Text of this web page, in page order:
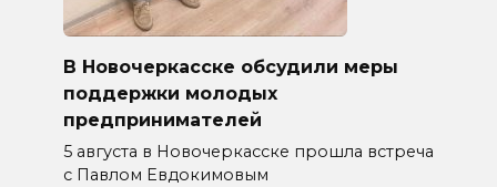
В Новочеркасске обсудили меры
поддержки молодых
предпринимателей
5 августа в Новочеркасске прошла встреча
с Павлом Евдокимовым